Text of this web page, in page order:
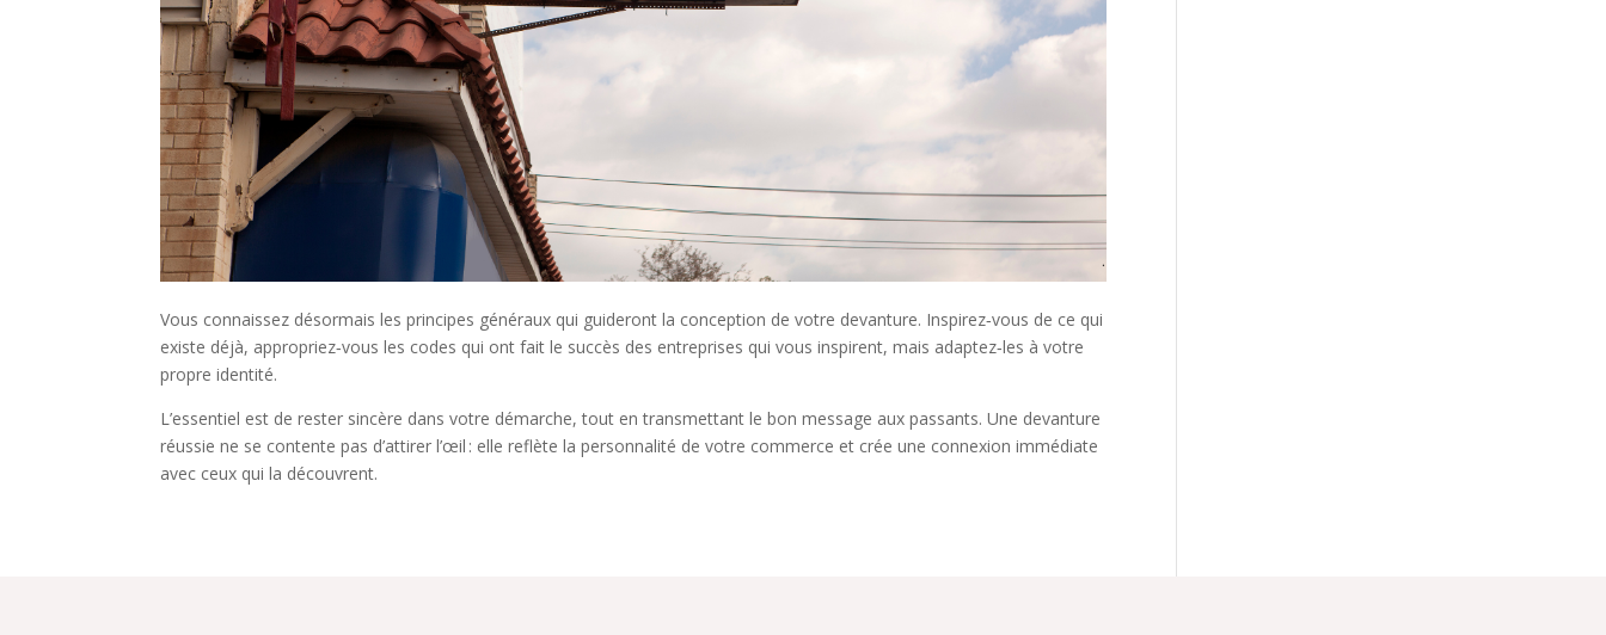
Vous connaissez désormais les principes généraux qui guideront la conception de votre devanture. Inspirez‑vous de ce qui
existe déjà, appropriez‑vous les codes qui ont fait le succès des entreprises qui vous inspirent, mais adaptez‑les à votre
propre identité.
L’essentiel est de rester sincère dans votre démarche, tout en transmettant le bon message aux passants. Une devanture
réussie ne se contente pas d’attirer l’œil : elle reflète la personnalité de votre commerce et crée une connexion immédiate
avec ceux qui la découvrent.